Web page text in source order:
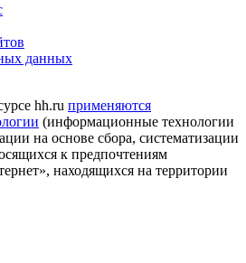
данных
hh.ru применяются
(информационные технологии
на основе сбора, систематизации
к предпочтениям
находящихся на территории